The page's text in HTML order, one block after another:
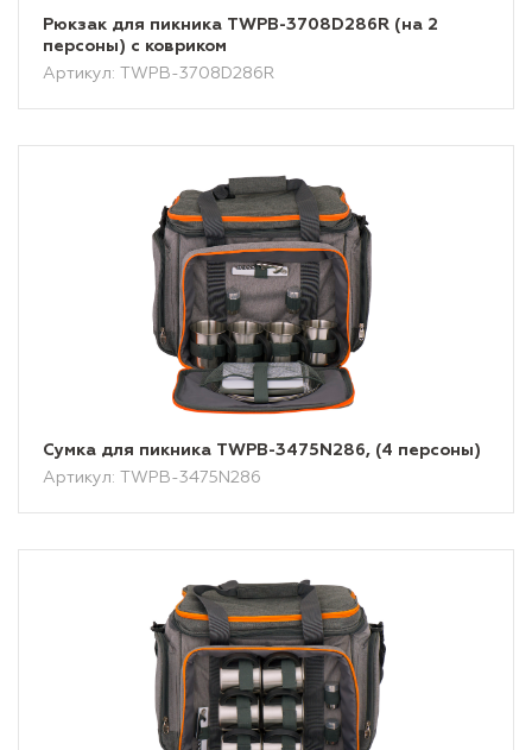
Рюкзак для пикника TWPB-3708D286R (на 2
персоны) с ковриком
Артикул: TWPB-3708D286R
Сумка для пикника TWPB-3475N286, (4 персоны)
Артикул: TWPB-3475N286